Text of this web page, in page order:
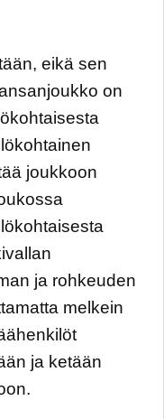
eikä sen
on
joukkoon
ja rohkeuden
melkein
ja ketään